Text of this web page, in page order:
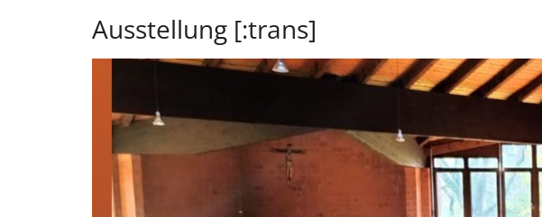
Ausstellung [:trans]